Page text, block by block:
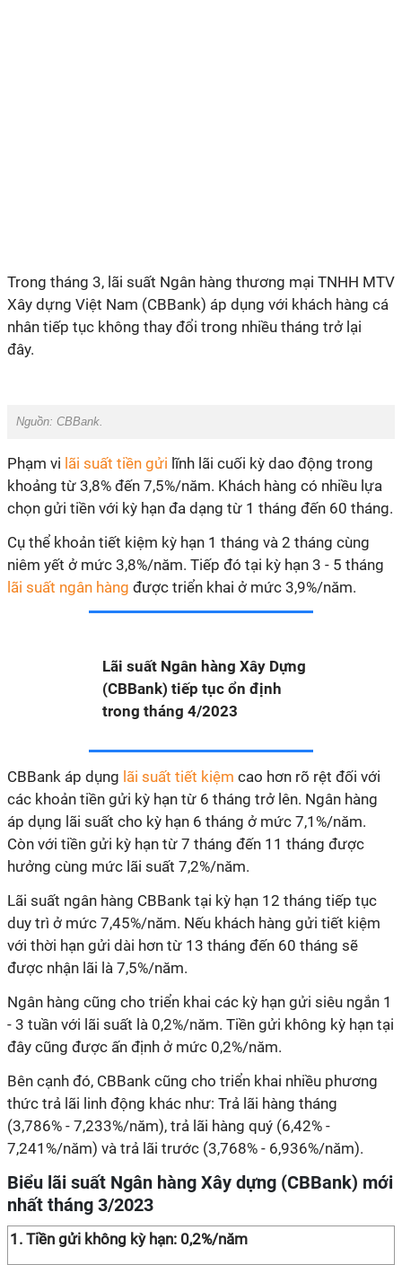
Trong tháng 3, lãi suất Ngân hàng thương mại TNHH MTV
Xây dựng Việt Nam (CBBank) áp dụng với khách hàng cá
nhân tiếp tục không thay đổi trong nhiều tháng trở lại
đây.
Nguồn: CBBank.
Phạm vi lãi suất tiền gửi lĩnh lãi cuối kỳ dao động trong
khoảng từ 3,8% đến 7,5%/năm. Khách hàng có nhiều lựa
chọn gửi tiền với kỳ hạn đa dạng từ 1 tháng đến 60 tháng.
Cụ thể khoản tiết kiệm kỳ hạn 1 tháng và 2 tháng cùng
niêm yết ở mức 3,8%/năm. Tiếp đó tại kỳ hạn 3 - 5 tháng
lãi suất ngân hàng được triển khai ở mức 3,9%/năm.
Lãi suất Ngân hàng Xây Dựng
(CBBank) tiếp tục ổn định
trong tháng 4/2023
CBBank áp dụng lãi suất tiết kiệm cao hơn rõ rệt đối với
các khoản tiền gửi kỳ hạn từ 6 tháng trở lên. Ngân hàng
áp dụng lãi suất cho kỳ hạn 6 tháng ở mức 7,1%/năm.
Còn với tiền gửi kỳ hạn từ 7 tháng đến 11 tháng được
hưởng cùng mức lãi suất 7,2%/năm.
Lãi suất ngân hàng CBBank tại kỳ hạn 12 tháng tiếp tục
duy trì ở mức 7,45%/năm. Nếu khách hàng gửi tiết kiệm
với thời hạn gửi dài hơn từ 13 tháng đến 60 tháng sẽ
được nhận lãi là 7,5%/năm.
Ngân hàng cũng cho triển khai các kỳ hạn gửi siêu ngắn 1
- 3 tuần với lãi suất là 0,2%/năm. Tiền gửi không kỳ hạn tại
đây cũng được ấn định ở mức 0,2%/năm.
Bên cạnh đó, CBBank cũng cho triển khai nhiều phương
thức trả lãi linh động khác như: Trả lãi hàng tháng
(3,786% - 7,233%/năm), trả lãi hàng quý (6,42% -
7,241%/năm) và trả lãi trước (3,768% - 6,936%/năm).
Biểu lãi suất Ngân hàng Xây dựng (CBBank) mới
nhất tháng 3/2023
1. Tiền gửi không kỳ hạn: 0,2%/năm